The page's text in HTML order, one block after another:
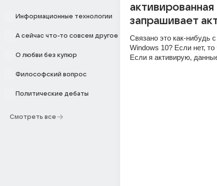
Информационные технологии
А сейчас что-то совсем другое
О любви без купюр
Философский вопрос
Политические дебаты
Смотреть все
активированная
запрашивает
Связано это как-нибудь
Windows 10? Если нет, то
Если я активирую,